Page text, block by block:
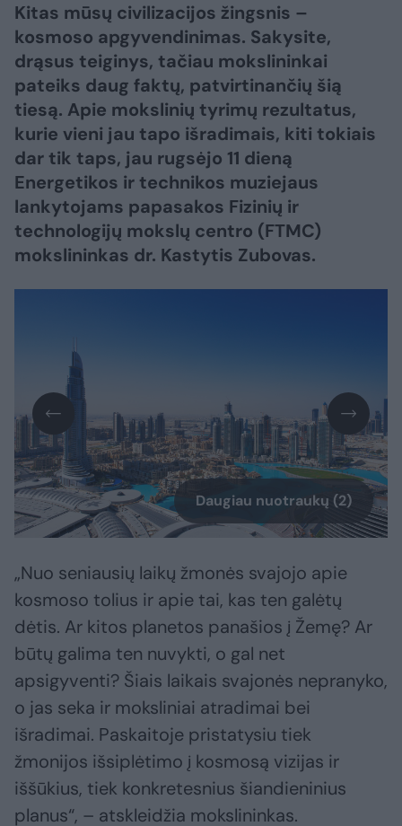
Kitas mūsų civilizacijos žingsnis –
kosmoso apgyvendinimas. Sakysite,
drąsus teiginys, tačiau mokslininkai
pateiks daug faktų, patvirtinančių šią
tiesą. Apie mokslinių tyrimų rezultatus,
kurie vieni jau tapo išradimais, kiti tokiais
dar tik taps, jau rugsėjo 11 dieną
Energetikos ir technikos muziejaus
lankytojams papasakos Fizinių ir
technologijų mokslų centro (FTMC)
mokslininkas dr. Kastytis Zubovas.
Daugiau nuotraukų (2)
„Nuo seniausių laikų žmonės svajojo apie
kosmoso tolius ir apie tai, kas ten galėtų
dėtis. Ar kitos planetos panašios į Žemę? Ar
būtų galima ten nuvykti, o gal net
apsigyventi? Šiais laikais svajonės nepranyko,
o jas seka ir moksliniai atradimai bei
išradimai. Paskaitoje pristatysiu tiek
žmonijos išsiplėtimo į kosmosą vizijas ir
iššūkius, tiek konkretesnius šiandieninius
planus“, – atskleidžia mokslininkas.